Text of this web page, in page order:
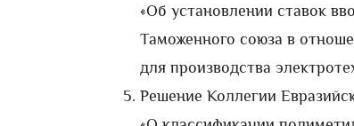
«Об установлении ставок
Таможенного союза в
для производства
Решение Коллегии